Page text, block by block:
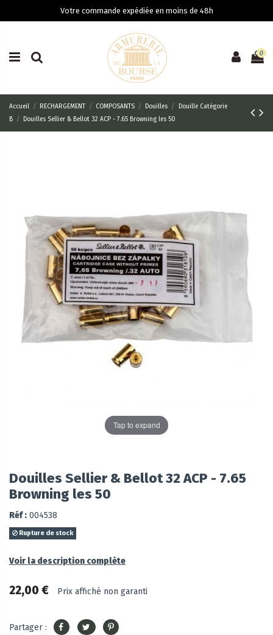
Votre commande expédiée en moins de 48h
0
Accueil RECHARGEMENT COMPOSANTS Douilles
Douille Catégorie
B
Douilles Sellier & Bellot 32 ACP - 7.65 Browning les 50
Tap to expand
Douilles Sellier & Bellot 32 ACP - 7.65
Browning les 50
Réf : 004538
Rupture de stock
Voir la description complète
22,00 € Prix affiché non garanti
Partager :